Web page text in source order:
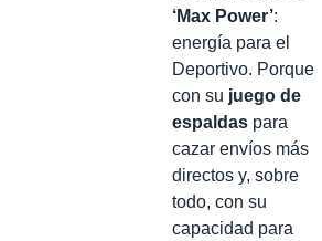
‘Max Power’:
energía para el
Deportivo. Porque
con su juego de
espaldas para
cazar envíos más
directos y, sobre
todo, con su
capacidad para